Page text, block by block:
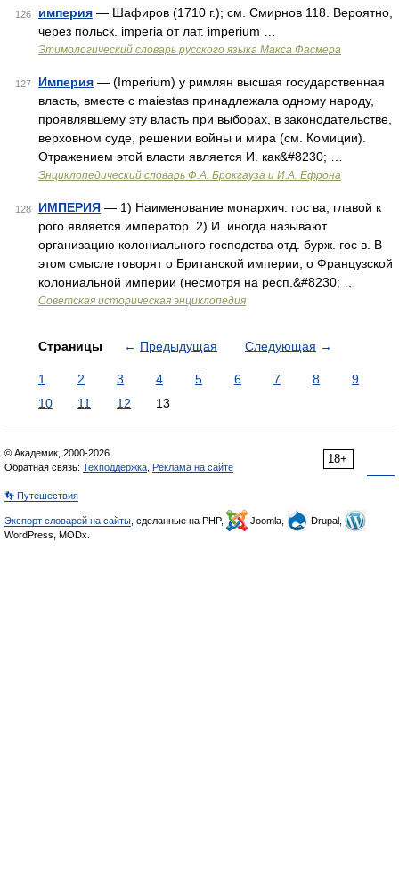
126 империя — Шафиров (1710 г.); см. Смирнов 118. Вероятно,
через польск. imperia от лат. imperium …
Этимологический словарь русского языка Макса Фасмера
127 Империя — (Imperium) у римлян высшая государственная
власть, вместе с maiestas принадлежала одному народу,
проявлявшему эту власть при выборах, в законодательстве,
верховном суде, решении войны и мира (см. Комиции).
Отражением этой власти является И. как&#8230; …
Энциклопедический словарь Ф.А. Брокгауза и И.А. Ефрона
128 ИМПЕРИЯ — 1) Наименование монархич. гос ва, главой к
рого является император. 2) И. иногда называют
организацию колониального господства отд. бурж. гос в. В
этом смысле говорят о Британской империи, о Французской
колониальной империи (несмотря на респ.&#8230; …
Советская историческая энциклопедия
Страницы ← Предыдущая Следующая →
1 2 3 4 5 6 7 8
9
10
11 12 13
18+
© Академик, 2000-2026
Обратная связь: Техподдержка Реклама на сайте
👣 Путешествия
Экспорт словарей на сайты , сделанные на PHP, Joomla,
Drupal,
WordPress, MODx.